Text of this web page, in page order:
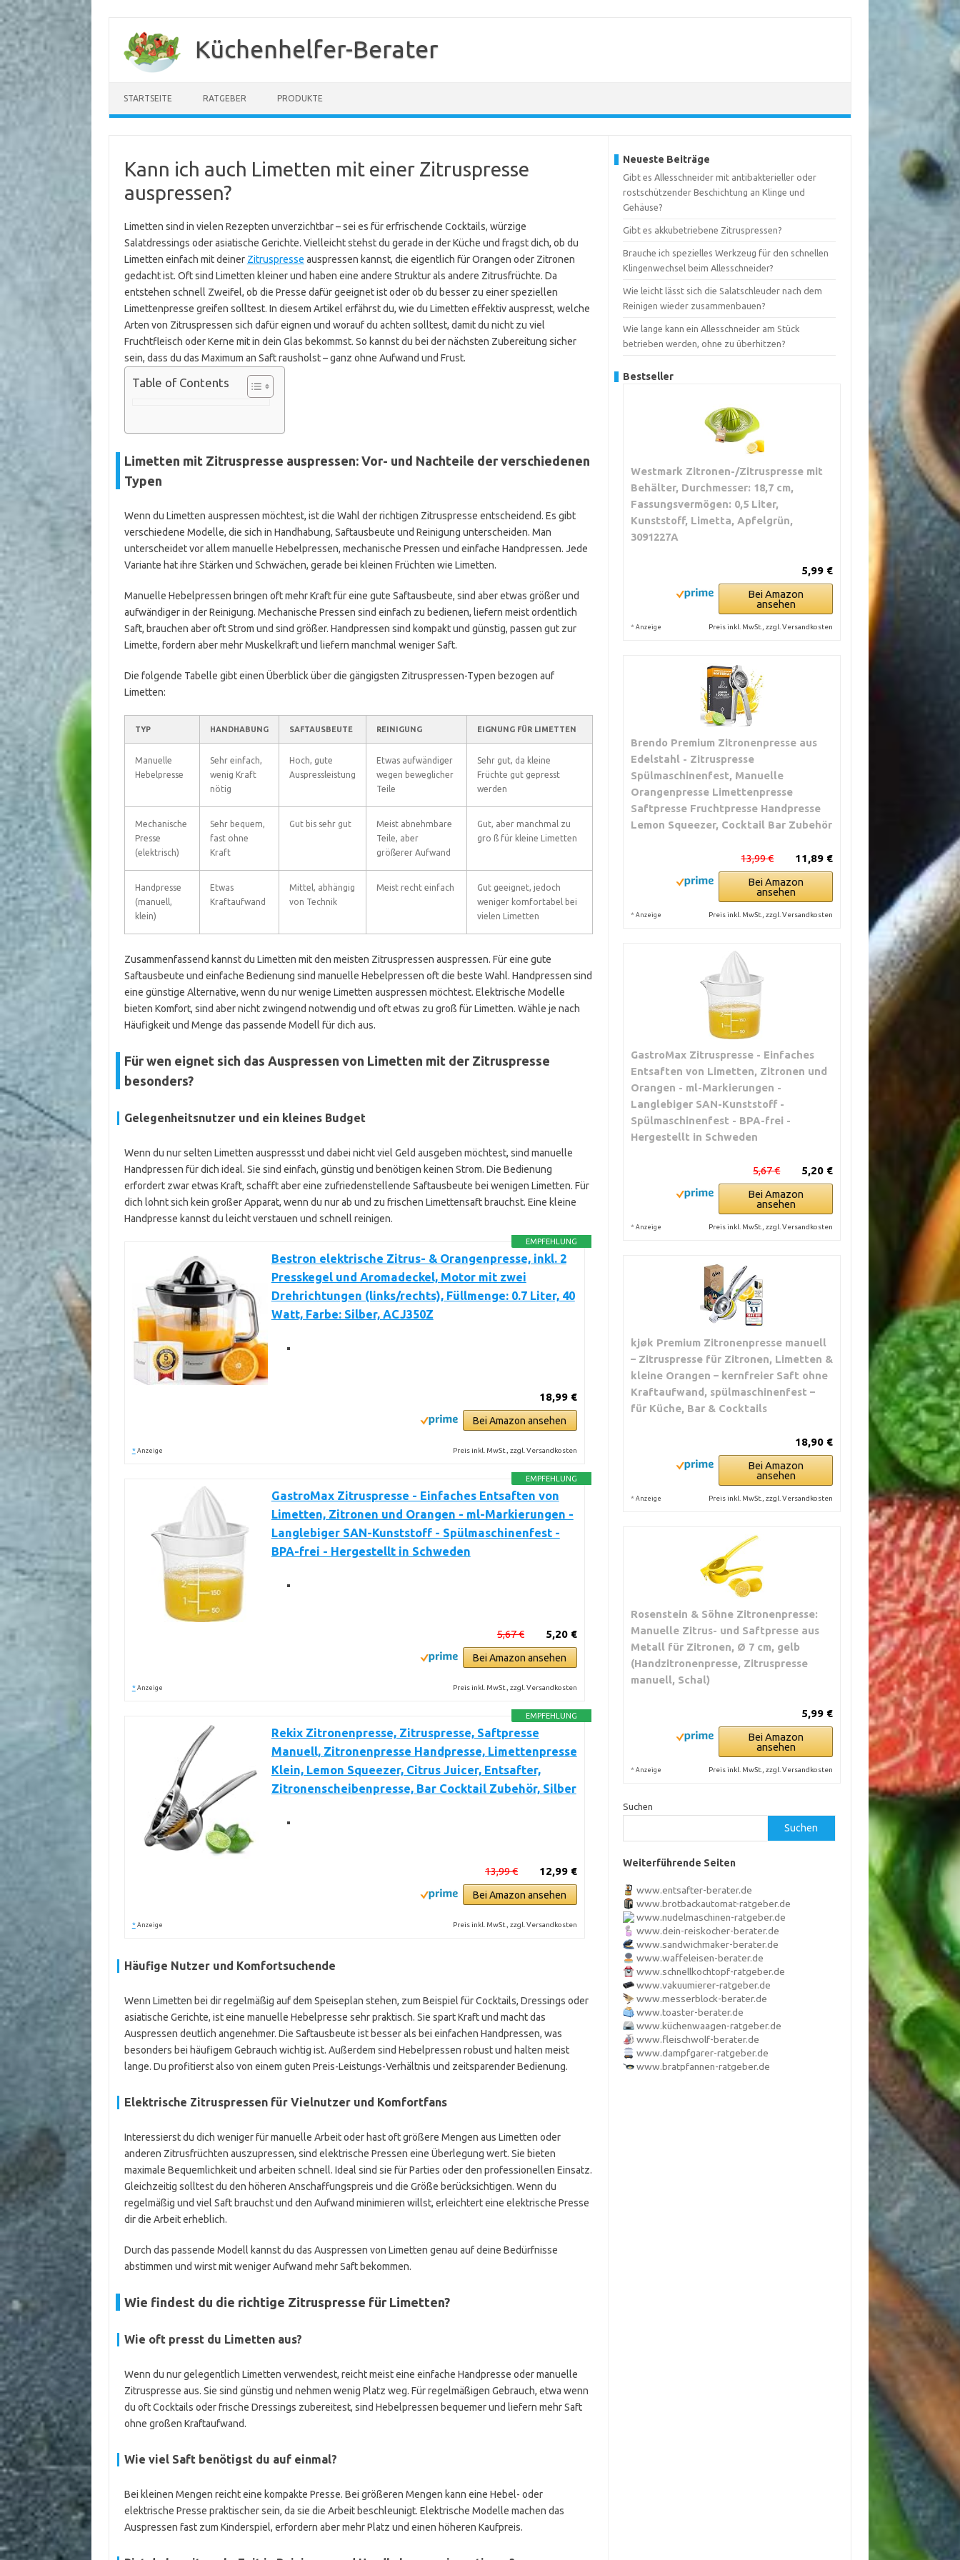
springen
Küchenhelfer-Berater
STARTSEITE RATGEBER PRODUKTE
Kann ich auch Limetten mit einer Zitruspresse
auspressen?
Limetten sind in vielen Rezepten unverzichtbar – sei es für erfrischende Cocktails, würzige
Salatdressings oder asiatische Gerichte. Vielleicht stehst du gerade in der Küche und fragst dich, ob du
Limetten einfach mit deiner Zitruspresse auspressen kannst, die eigentlich für Orangen oder Zitronen
gedacht ist. Oft sind Limetten kleiner und haben eine andere Struktur als andere Zitrusfrüchte. Da
entstehen schnell Zweifel, ob die Presse dafür geeignet ist oder ob du besser zu einer speziellen
Limettenpresse greifen solltest. In diesem Artikel erfährst du, wie du Limetten effektiv auspresst, welche
Arten von Zitruspressen sich dafür eignen und worauf du achten solltest, damit du nicht zu viel
Fruchtfleisch oder Kerne mit in dein Glas bekommst. So kannst du bei der nächsten Zubereitung sicher
sein, dass du das Maximum an Saft rausholst – ganz ohne Aufwand und Frust.
Table of Contents
Limetten mit Zitruspresse auspressen: Vor- und Nachteile der verschiedenen
Typen
Wenn du Limetten auspressen möchtest, ist die Wahl der richtigen Zitruspresse entscheidend. Es gibt
verschiedene Modelle, die sich in Handhabung, Saftausbeute und Reinigung unterscheiden. Man
unterscheidet vor allem manuelle Hebelpressen, mechanische Pressen und einfache Handpressen. Jede
Variante hat ihre Stärken und Schwächen, gerade bei kleinen Früchten wie Limetten.
Manuelle Hebelpressen bringen oft mehr Kraft für eine gute Saftausbeute, sind aber etwas größer und
aufwändiger in der Reinigung. Mechanische Pressen sind einfach zu bedienen, liefern meist ordentlich
Saft, brauchen aber oft Strom und sind größer. Handpressen sind kompakt und günstig, passen gut zur
Limette, fordern aber mehr Muskelkraft und liefern manchmal weniger Saft.
Die folgende Tabelle gibt einen Überblick über die gängigsten Zitruspressen-Typen bezogen auf
Limetten:
TYP HANDHABUNG SAFTAUSBEUTE REINIGUNG EIGNUNG FÜR LIMETTEN
Manuelle
Hebelpresse
Sehr einfach,
wenig Kraft
nötig
Hoch, gute
Auspressleistung
Etwas aufwändiger
wegen beweglicher
Teile
Sehr gut, da kleine
Früchte gut gepresst
werden
Mechanische
Presse
(elektrisch)
Sehr bequem,
fast ohne
Kraft
Gut bis sehr gut
Meist abnehmbare
Teile, aber
größerer Aufwand
Gut, aber manchmal zu
gro ß für kleine Limetten
Handpresse
(manuell,
klein)
Etwas
Kraftaufwand
Mittel, abhängig
von Technik
Meist recht einfach
Gut geeignet, jedoch
weniger komfortabel bei
vielen Limetten
Zusammenfassend kannst du Limetten mit den meisten Zitruspressen auspressen. Für eine gute
Saftausbeute und einfache Bedienung sind manuelle Hebelpressen oft die beste Wahl. Handpressen sind
eine günstige Alternative, wenn du nur wenige Limetten auspressen möchtest. Elektrische Modelle
bieten Komfort, sind aber nicht zwingend notwendig und oft etwas zu groß für Limetten. Wähle je nach
Häufigkeit und Menge das passende Modell für dich aus.
Für wen eignet sich das Auspressen von Limetten mit der Zitruspresse
besonders?
Gelegenheitsnutzer und ein kleines Budget
Wenn du nur selten Limetten auspressst und dabei nicht viel Geld ausgeben möchtest, sind manuelle
Handpressen für dich ideal. Sie sind einfach, günstig und benötigen keinen Strom. Die Bedienung
erfordert zwar etwas Kraft, schafft aber eine zufriedenstellende Saftausbeute bei wenigen Limetten. Für
dich lohnt sich kein großer Apparat, wenn du nur ab und zu frischen Limettensaft brauchst. Eine kleine
Handpresse kannst du leicht verstauen und schnell reinigen.
EMPFEHLUNG
Bestron elektrische Zitrus- & Orangenpresse, inkl. 2
Presskegel und Aromadeckel, Motor mit zwei
Drehrichtungen (links/rechts), Füllmenge: 0.7 Liter, 40
Watt, Farbe: Silber, ACJ350Z
18,99 €
Bei Amazon ansehen
* Anzeige Preis inkl. MwSt., zzgl. Versandkosten
EMPFEHLUNG
GastroMax Zitruspresse - Einfaches Entsaften von
Limetten, Zitronen und Orangen - ml-Markierungen -
Langlebiger SAN-Kunststoff - Spülmaschinenfest -
BPA-frei - Hergestellt in Schweden
5,20 €
5,67 €
Bei Amazon ansehen
* Anzeige Preis inkl. MwSt., zzgl. Versandkosten
EMPFEHLUNG
Rekix Zitronenpresse, Zitruspresse, Saftpresse
Manuell, Zitronenpresse Handpresse, Limettenpresse
Klein, Lemon Squeezer, Citrus Juicer, Entsafter,
Zitronenscheibenpresse, Bar Cocktail Zubehör, Silber
12,99 €
13,99 €
Bei Amazon ansehen
* Anzeige Preis inkl. MwSt., zzgl. Versandkosten
Häufige Nutzer und Komfortsuchende
Wenn Limetten bei dir regelmäßig auf dem Speiseplan stehen, zum Beispiel für Cocktails, Dressings oder
asiatische Gerichte, ist eine manuelle Hebelpresse sehr praktisch. Sie spart Kraft und macht das
Auspressen deutlich angenehmer. Die Saftausbeute ist besser als bei einfachen Handpressen, was
besonders bei häufigem Gebrauch wichtig ist. Außerdem sind Hebelpressen robust und halten meist
lange. Du profitierst also von einem guten Preis-Leistungs-Verhältnis und zeitsparender Bedienung.
Elektrische Zitruspressen für Vielnutzer und Komfortfans
Interessierst du dich weniger für manuelle Arbeit oder hast oft größere Mengen aus Limetten oder
anderen Zitrusfrüchten auszupressen, sind elektrische Pressen eine Überlegung wert. Sie bieten
maximale Bequemlichkeit und arbeiten schnell. Ideal sind sie für Parties oder den professionellen Einsatz.
Gleichzeitig solltest du den höheren Anschaffungspreis und die Größe berücksichtigen. Wenn du
regelmäßig und viel Saft brauchst und den Aufwand minimieren willst, erleichtert eine elektrische Presse
dir die Arbeit erheblich.
Durch das passende Modell kannst du das Auspressen von Limetten genau auf deine Bedürfnisse
abstimmen und wirst mit weniger Aufwand mehr Saft bekommen.
Wie findest du die richtige Zitruspresse für Limetten?
Wie oft presst du Limetten aus?
Wenn du nur gelegentlich Limetten verwendest, reicht meist eine einfache Handpresse oder manuelle
Zitruspresse aus. Sie sind günstig und nehmen wenig Platz weg. Für regelmäßigen Gebrauch, etwa wenn
du oft Cocktails oder frische Dressings zubereitest, sind Hebelpressen bequemer und liefern mehr Saft
ohne großen Kraftaufwand.
Wie viel Saft benötigst du auf einmal?
Bei kleinen Mengen reicht eine kompakte Presse. Bei größeren Mengen kann eine Hebel- oder
elektrische Presse praktischer sein, da sie die Arbeit beschleunigt. Elektrische Modelle machen das
Auspressen fast zum Kinderspiel, erfordern aber mehr Platz und einen höheren Kaufpreis.
Neueste Beiträge
Gibt es Allesschneider mit antibakterieller oder
rostschützender Beschichtung an Klinge und
Gehäuse?
Gibt es akkubetriebene Zitruspressen?
Brauche ich spezielles Werkzeug für den schnellen
Klingenwechsel beim Allesschneider?
Wie leicht lässt sich die Salatschleuder nach dem
Reinigen wieder zusammenbauen?
Wie lange kann ein Allesschneider am Stück
betrieben werden, ohne zu überhitzen?
Bestseller
Westmark Zitronen-/Zitruspresse mit
Behälter, Durchmesser: 18,7 cm,
Fassungsvermögen: 0,5 Liter,
Kunststoff, Limetta, Apfelgrün,
3091227A
5,99 €
Bei Amazon
ansehen
* Anzeige Preis inkl. MwSt., zzgl. Versandkosten
Brendo Premium Zitronenpresse aus
Edelstahl - Zitruspresse
Spülmaschinenfest, Manuelle
Orangenpresse Limettenpresse
Saftpresse Fruchtpresse Handpresse
Lemon Squeezer, Cocktail Bar Zubehör
11,89 €
13,99 €
Bei Amazon
ansehen
* Anzeige Preis inkl. MwSt., zzgl. Versandkosten
GastroMax Zitruspresse - Einfaches
Entsaften von Limetten, Zitronen und
Orangen - ml-Markierungen -
Langlebiger SAN-Kunststoff -
Spülmaschinenfest - BPA-frei -
Hergestellt in Schweden
5,20 €
5,67 €
Bei Amazon
ansehen
* Anzeige Preis inkl. MwSt., zzgl. Versandkosten
kjøk Premium Zitronenpresse manuell
– Zitruspresse für Zitronen, Limetten &
kleine Orangen – kernfreier Saft ohne
Kraftaufwand, spülmaschinenfest –
für Küche, Bar & Cocktails
18,90 €
Bei Amazon
ansehen
* Anzeige Preis inkl. MwSt., zzgl. Versandkosten
Rosenstein & Söhne Zitronenpresse:
Manuelle Zitrus- und Saftpresse aus
Metall für Zitronen, Ø 7 cm, gelb
(Handzitronenpresse, Zitruspresse
manuell, Schal)
5,99 €
Bei Amazon
ansehen
* Anzeige Preis inkl. MwSt., zzgl. Versandkosten
Suchen
Suchen
Weiterführende Seiten
www.entsafter-berater.de
www.brotbackautomat-ratgeber.de
www.nudelmaschinen-ratgeber.de
www.dein-reiskocher-berater.de
www.sandwichmaker-berater.de
www.waffeleisen-berater.de
www.schnellkochtopf-ratgeber.de
www.vakuumierer-ratgeber.de
www.messerblock-berater.de
www.toaster-berater.de
www.küchenwaagen-ratgeber.de
www.fleischwolf-berater.de
www.dampfgarer-ratgeber.de
www.bratpfannen-ratgeber.de